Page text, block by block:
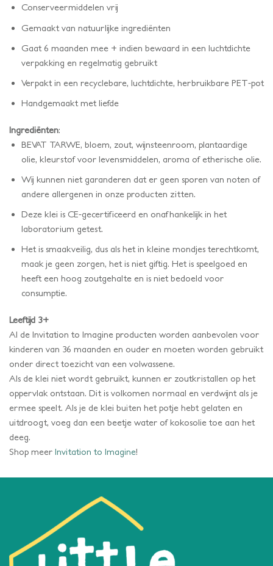
Conserveermiddelen vrij
Gemaakt van natuurlijke ingrediënten
Gaat 6 maanden mee + indien bewaard in een luchtdichte
verpakking en regelmatig gebruikt
Verpakt in een recyclebare, luchtdichte, herbruikbare PET-pot
Handgemaakt met liefde
Ingrediënten:
BEVAT TARWE, bloem, zout, wijnsteenroom, plantaardige
olie, kleurstof voor levensmiddelen, aroma of etherische olie.
Wij kunnen niet garanderen dat er geen sporen van noten of
andere allergenen in onze producten zitten.
Deze klei is CE-gecertificeerd en onafhankelijk in het
laboratorium getest.
Het is smaakveilig, dus als het in kleine mondjes terechtkomt,
maak je geen zorgen, het is niet giftig. Het is speelgoed en
heeft een hoog zoutgehalte en is niet bedoeld voor
consumptie.
Leeftijd 3+
Al de Invitation to Imagine producten worden aanbevolen voor
kinderen van 36 maanden en ouder en moeten worden gebruikt
onder direct toezicht van een volwassene.
Als de klei niet wordt gebruikt, kunnen er zoutkristallen op het
oppervlak ontstaan. Dit is volkomen normaal en verdwijnt als je
ermee speelt. Als je de klei buiten het potje hebt gelaten en
uitdroogt, voeg dan een beetje water of kokosolie toe aan het
deeg.
Shop meer Invitation to Imagine!